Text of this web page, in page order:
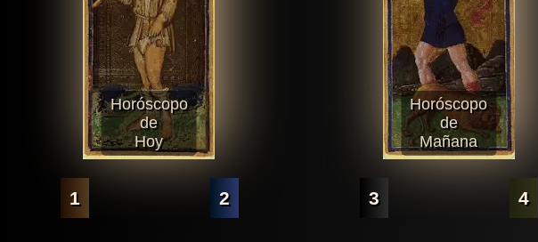
Horóscopo
de
Hoy
Horóscopo
de
Mañana
1 2 3 4